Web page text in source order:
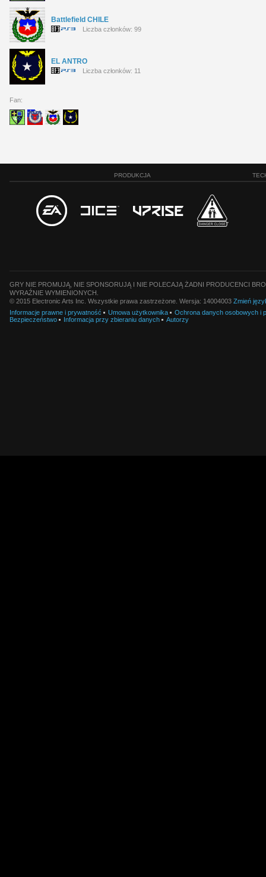
Battlefield CHILE
Liczba członków: 99
EL ANTRO
Liczba członków: 11
Fan:
PRODUKCJA
GRY NIE PROMUJĄ, NIE SPONSORUJĄ I NIE POLECAJĄ ŻADNI PRODUCENCI
WYRAŹNIE WYMIENIONYCH.
© 2015 Electronic Arts Inc. Wszystkie prawa zastrzeżone. Wersja: 14004003 Zmień
Informacje prawne i prywatność
Umowa użytkownika
Ochrona danych osobowych i
Bezpieczeństwo
Informacja przy zbieraniu danych Autorzy